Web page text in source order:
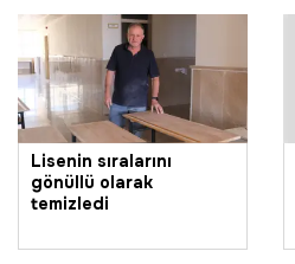
Lisenin sıralarını
gönüllü olarak
temizledi